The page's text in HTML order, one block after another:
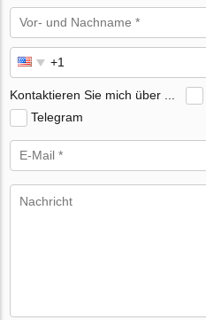
Kontaktieren Sie mich über ...
Telegram